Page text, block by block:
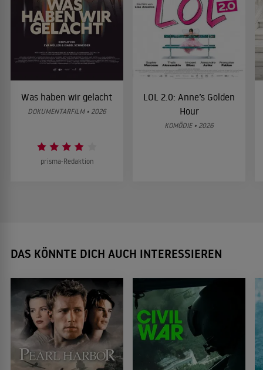
Was haben wir gelacht
DOKUMENTARFILM • 2026
prisma-Redaktion
LOL 2.0: Anne’s Golden
Hour
KOMÖDIE • 2026
DAS KÖNNTE DICH AUCH INTERESSIEREN